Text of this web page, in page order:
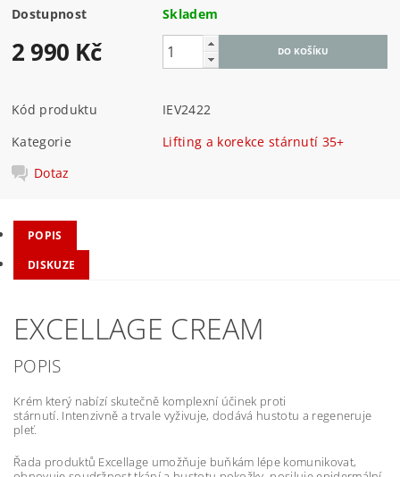
Dostupnost Skladem
2 990 Kč
Kód produktu
IEV2422
Kategorie
Lifting a korekce stárnutí 35+
Dotaz
POPIS
DISKUZE
EXCELLAGE CREAM
POPIS
Krém který nabízí skutečně komplexní účinek proti
stárnutí. Intenzivně a trvale vyživuje, dodává hustotu a regeneruje
pleť.
Řada produktů Excellage umožňuje buňkám lépe komunikovat,